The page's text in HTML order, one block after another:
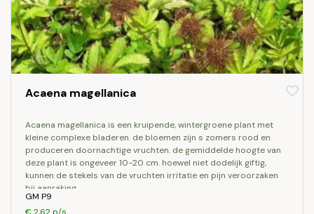
Acaena magellanica
acaena magellanica is een kruipende, wintergroene plant met
kleine complexe bladeren. de bloemen zijn s zomers rood en
produceren doornachtige vruchten. de gemiddelde hoogte van
deze plant is ongeveer 10-20 cm. hoewel niet dodelijk giftig,
kunnen de stekels van de vruchten irritatie en pijn veroorzaken
bij aanraking.
GM P9